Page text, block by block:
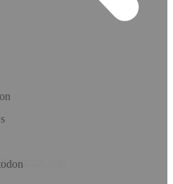
Hol dir die App!